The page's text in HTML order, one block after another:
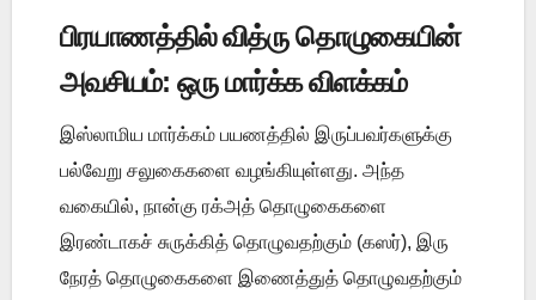
பிரயாணத்தில் வித்ரு தொழுகையின்
அவசியம்: ஒரு மார்க்க விளக்கம்
இஸ்லாமிய மார்க்கம் பயணத்தில் இருப்பவர்களுக்கு
பல்வேறு சலுகைகளை வழங்கியுள்ளது. அந்த
வகையில், நான்கு ரக்அத் தொழுகைகளை
இரண்டாகச் சுருக்கித் தொழுவதற்கும் (கஸர்), இரு
நேரத் தொழுகைகளை இணைத்துத் தொழுவதற்கும்